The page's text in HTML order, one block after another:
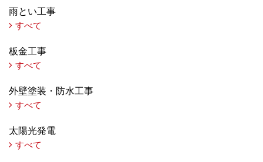
雨とい工事
すべて
板金工事
すべて
外壁塗装・防水工事
すべて
太陽光発電
すべて